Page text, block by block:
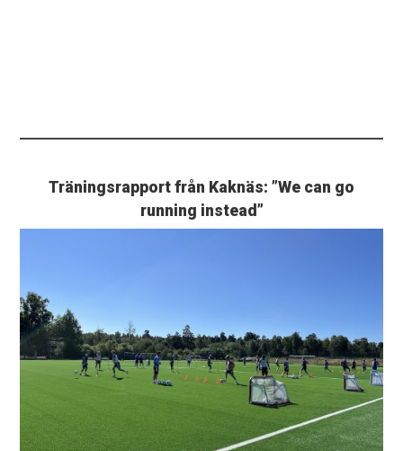
Träningsrapport från Kaknäs: ”We can go
running instead”